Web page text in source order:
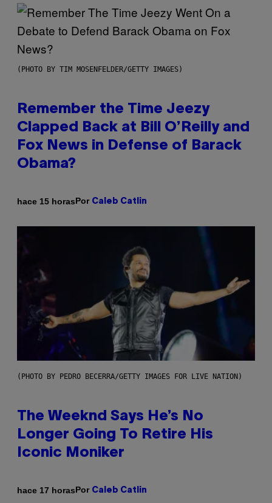
(PHOTO BY TIM MOSENFELDER/GETTY IMAGES)
Remember the Time Jeezy
Clapped Back at Bill O’Reilly and
Fox News in Defense of Barack
Obama?
hace 15 horasPor Caleb Catlin
(PHOTO BY PEDRO BECERRA/GETTY IMAGES FOR LIVE NATION)
The Weeknd Says He’s No
Longer Going To Retire His
Iconic Moniker
hace 17 horasPor Caleb Catlin